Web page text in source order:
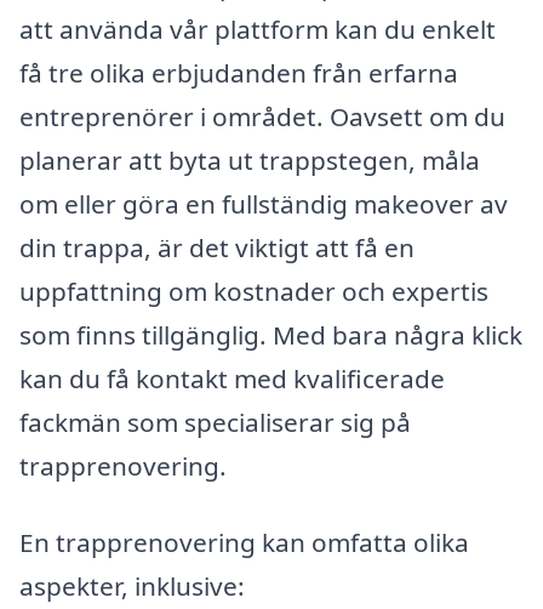
att använda vår plattform kan du enkelt
få tre olika erbjudanden från erfarna
entreprenörer i området. Oavsett om du
planerar att byta ut trappstegen, måla
om eller göra en fullständig makeover av
din trappa, är det viktigt att få en
uppfattning om kostnader och expertis
som finns tillgänglig. Med bara några klick
kan du få kontakt med kvalificerade
fackmän som specialiserar sig på
trapprenovering.
En trapprenovering kan omfatta olika
aspekter, inklusive: